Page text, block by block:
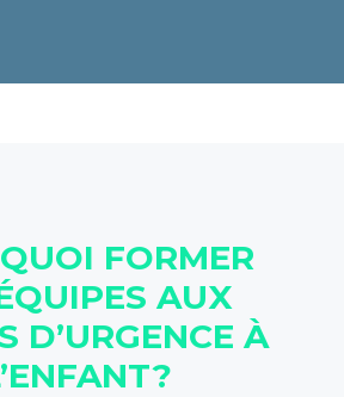
FORMER
AUX
D’URGENCE À